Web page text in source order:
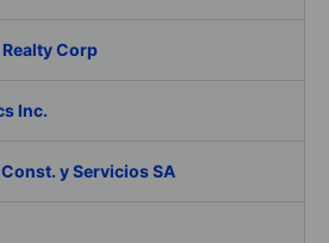
Corp
Inc.
y Servicios SA